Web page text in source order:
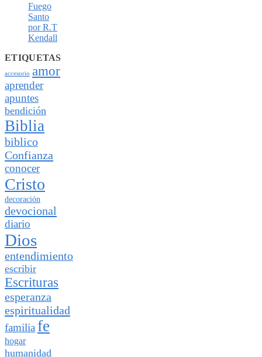
Fuego
Santo
por R.T
Kendall
ETIQUETAS
accesorio amor
aprender
apuntes
bendición
Biblia
biblico
Confianza
conocer
Cristo
decoración
devocional
diario
Dios
entendimiento
escribir
Escrituras
esperanza
espiritualidad
familia fe
hogar
humanidad